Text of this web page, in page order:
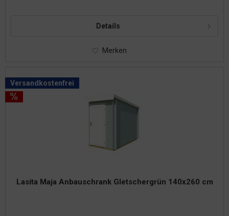
Details
Merken
Versandkostenfrei
Lasita Maja Anbauschrank Gletschergrün 140x260 cm